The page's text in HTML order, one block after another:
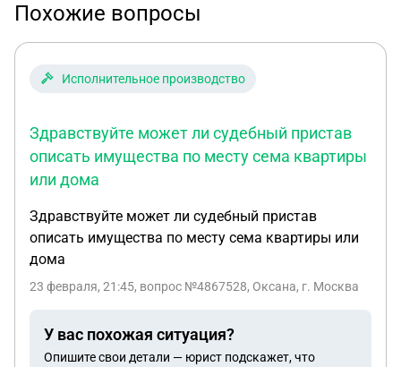
Похожие вопросы
Исполнительное производство
Здравствуйте может ли судебный пристав
описать имущества по месту сема квартиры
или дома
Здравствуйте может ли судебный пристав
описать имущества по месту сема квартиры или
дома
23 февраля, 21:45, вопрос №4867528, Оксана, г. Москва
У вас похожая ситуация?
Опишите свои детали — юрист подскажет, что